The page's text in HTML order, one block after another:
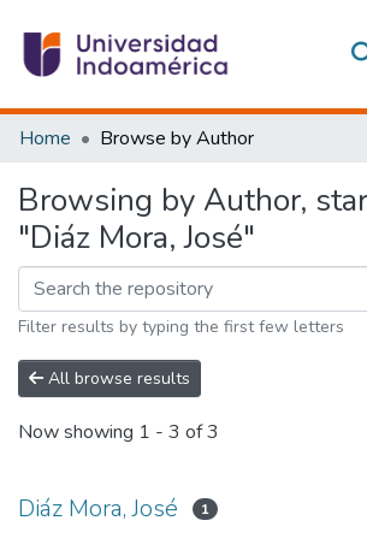
Communities & Collections
Estadísticas Externas
Home Browse by Author
Browsing by Author,
"Diáz Mora, José"
Filter results by typing the first few letters
All browse results
Now showing 1 - 3 of 3
Diáz Mora, José 1